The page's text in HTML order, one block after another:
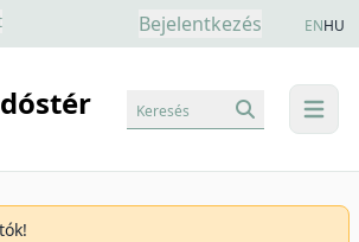
Bejelentkezés ENHU
menu
Keresés